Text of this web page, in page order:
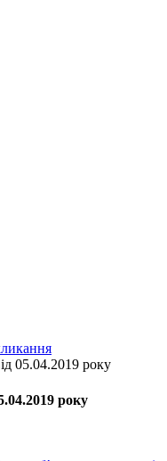
05.04.2019 року
року